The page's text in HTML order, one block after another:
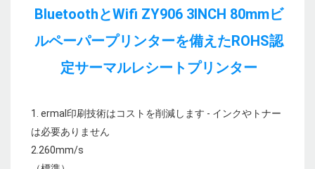
BluetoothとWifi ZY906 3INCH 80mmビ
ルペーパープリンターを備えたROHS認
1. ermal印刷技術はコストを削減します - インクやトナー
は必要ありません